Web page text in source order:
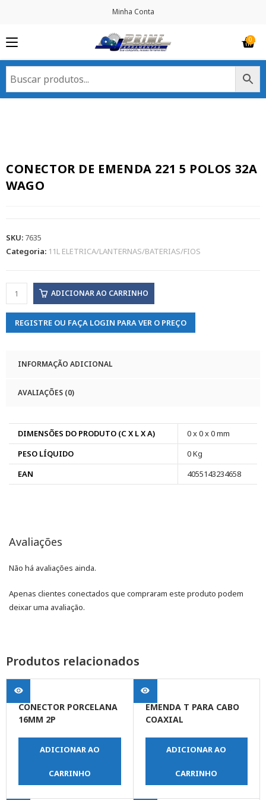
Minha Conta
CONECTOR DE EMENDA 221 5 POLOS 32A
WAGO
SKU: 7635
Categoria: 11L ELETRICA/LANTERNAS/BATERIAS/FIOS
ADICIONAR AO CARRINHO
REGISTRE OU FAÇA LOGIN PARA VER O PREÇO
INFORMAÇÃO ADICIONAL
AVALIAÇÕES (0)
DIMENSÕES DO PRODUTO (C X L X A)
0 x 0 x 0 mm
PESO LÍQUIDO
0 Kg
EAN
4055143234658
Avaliações
Não há avaliações ainda.
Apenas clientes conectados que compraram este produto podem
deixar uma avaliação.
Produtos relacionados
CONECTOR PORCELANA
16MM 2P
ADICIONAR AO
CARRINHO
EMENDA T PARA CABO
COAXIAL
ADICIONAR AO
CARRINHO